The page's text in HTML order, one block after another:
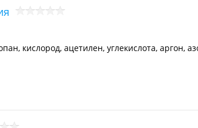
кислород, ацетилен, углекислота, аргон,